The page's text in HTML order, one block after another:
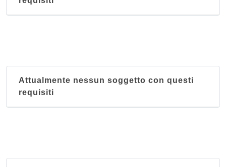
Attualmente nessun soggetto con questi
requisiti